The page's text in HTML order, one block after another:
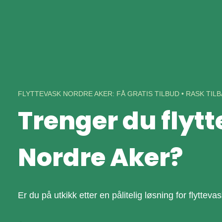
FLYTTEVASK NORDRE AKER: FÅ GRATIS TILBUD • RASK
Trenger du
Nordre Aker?
Er du på utkikk etter en pålitelig løsning for